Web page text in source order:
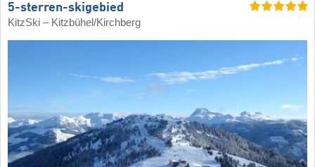
5-sterren-skigebied
KitzSki – Kitzbühel/​Kirchberg